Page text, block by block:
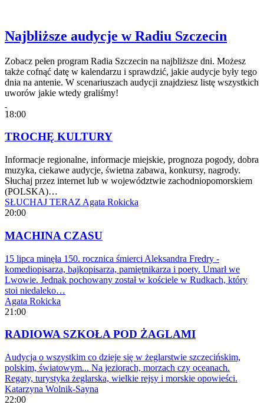
Najbliższe audycje w Radiu Szczecin
Zobacz pełen program Radia Szczecin na najbliższe dni. Możesz
także cofnąć datę w kalendarzu i sprawdzić, jakie audycje były tego
dnia na antenie. W scenariuszach audycji znajdziesz listę wszystkich
uworów jakie wtedy graliśmy!
18:00
TROCHĘ KULTURY
Informacje regionalne, informacje miejskie, prognoza pogody, dobra
muzyka, ciekawe audycje, świetna zabawa, konkursy, nagrody.
Słuchaj przez internet lub w województwie zachodniopomorskiem
(POLSKA)…
SŁUCHAJ TERAZ Agata Rokicka
20:00
MACHINA CZASU
15 lipca minęła 150. rocznica śmierci Aleksandra Fredry -
komediopisarza, bajkopisarza, pamiętnikarza i poety. Umarł we
Lwowie. Jednak pochowany został w kościele w Rudkach, który
stoi niedaleko…
Agata Rokicka
21:00
RADIOWA SZKOŁA POD ŻAGLAMI
Audycja o wszystkim co dzieje się w żeglarstwie szczecińskim,
polskim, światowym... Na jeziorach, morzach czy oceanach.
Regaty, turystyka żeglarska, wielkie rejsy i morskie opowieści.
Katarzyna Wolnik-Sayna
22:00